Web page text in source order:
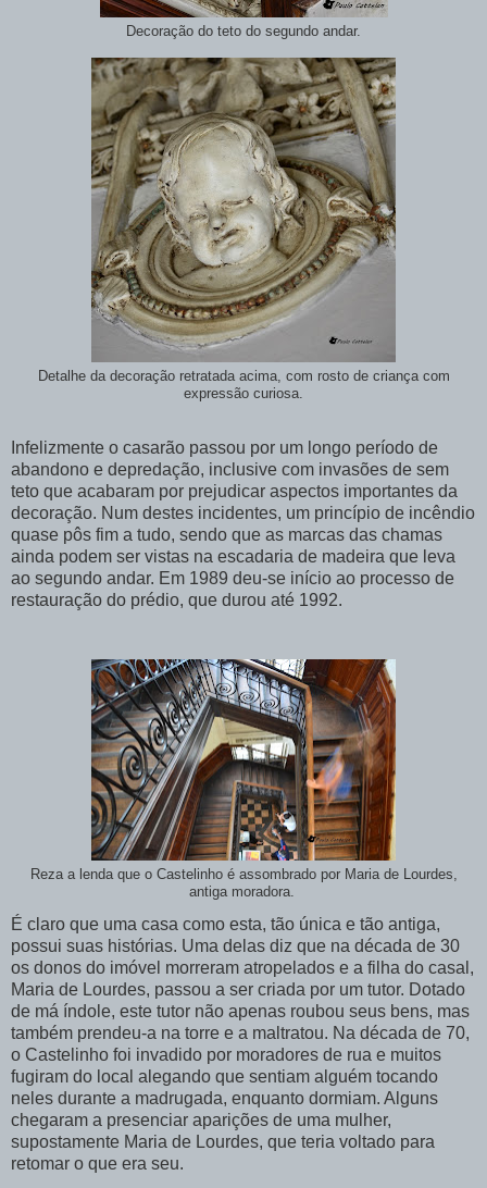
Decoração do teto do segundo andar.
Detalhe da decoração retratada acima, com rosto de criança com
expressão curiosa.
Infelizmente o casarão passou por um longo período de
abandono e depredação, inclusive com invasões de sem
teto que acabaram por prejudicar aspectos importantes da
decoração. Num destes incidentes, um princípio de incêndio
quase pôs fim a tudo, sendo que as marcas das chamas
ainda podem ser vistas na escadaria de madeira que leva
ao segundo andar. Em 1989 deu-se início ao processo de
restauração do prédio, que durou até 1992.
Reza a lenda que o Castelinho é assombrado por Maria de Lourdes,
antiga moradora.
É claro que uma casa como esta, tão única e tão antiga,
possui suas histórias. Uma delas diz que na década de 30
os donos do imóvel morreram atropelados e a filha do casal,
Maria de Lourdes, passou a ser criada por um tutor. Dotado
de má índole, este tutor não apenas roubou seus bens, mas
também prendeu-a na torre e a maltratou. Na década de 70,
o Castelinho foi invadido por moradores de rua e muitos
fugiram do local alegando que sentiam alguém tocando
neles durante a madrugada, enquanto dormiam. Alguns
chegaram a presenciar aparições de uma mulher,
supostamente Maria de Lourdes, que teria voltado para
retomar o que era seu.